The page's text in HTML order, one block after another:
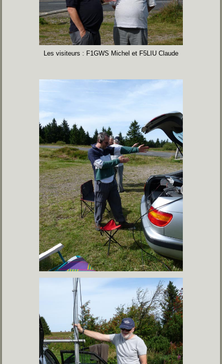
Les visiteurs : F1GWS Michel et F5LIU Claude